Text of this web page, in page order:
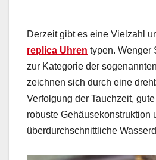
Derzeit gibt es eine Vielzahl
replica Uhren typen. Wenger
zur Kategorie der
zeichnen sich durch eine
Verfolgung der Tauchzeit,
robuste Gehäusekonstruktion
überdurchschnittliche